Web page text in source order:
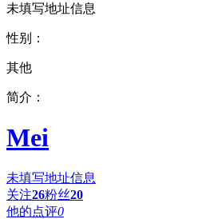
未填写地址信息
性别：
其他
简介：
Mei
未填写地址信息
关注26粉丝20
他的点评0